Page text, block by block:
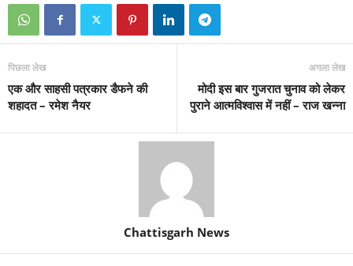
पिछला लेख
एक और साहसी पत्रकार डैफने की
शहादत – रमेश नैयर
अगला लेख
मोदी इस बार गुजरात चुनाव को लेकर
पुराने आत्मविश्वास में नहीं – राज खन्ना
Chattisgarh News